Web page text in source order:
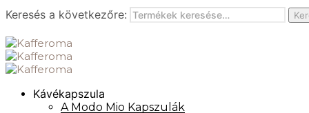
Keresés a következőre:
Kávékapszula
A Modo Mio Kapszulák